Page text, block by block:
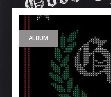
ALBUM